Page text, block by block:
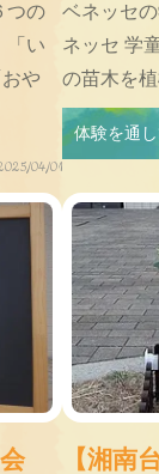
つの
「い
や
04/01
ベネッセ
ネッセ 学
の苗木を
体験を通
【湘南